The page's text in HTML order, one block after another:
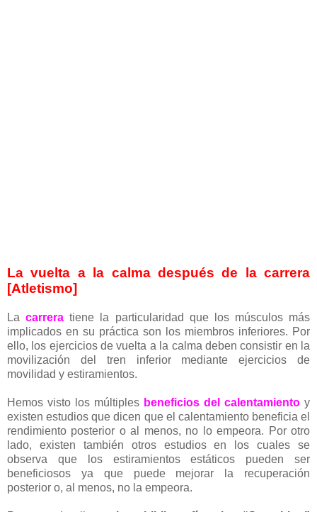
La vuelta a la calma después de la carrera
[Atletismo]
Lacarrera tiene la particularidad que los músculos más
implicados en su práctica son los miembros inferiores. Por
ello, los ejercicios de vuelta a la calma deben consistir en la
movilización del tren inferior mediante ejercicios de
movilidad y estiramientos.
Hemos visto los múltiples beneficios del calentamiento y
existen estudios que dicen que el calentamiento beneficia el
rendimiento posterior o al menos, no lo empeora. Por otro
lado, existen también otros estudios en los cuales se
observa que los estiramientos estáticos pueden ser
beneficiosos ya que puede mejorar la recuperación
posterior o, al menos, no la empeora.